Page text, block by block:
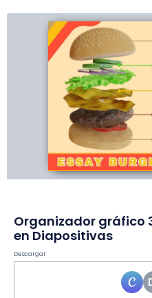
Organizador gráfico
en Diapositivas
Descargar